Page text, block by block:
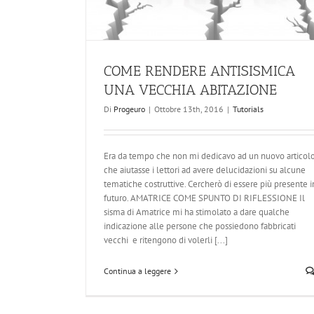
COME RENDERE ANTISISMICA
UNA VECCHIA ABITAZIONE
Di Progeuro | Ottobre 13th, 2016 | Tutorials
Era da tempo che non mi dedicavo ad un nuovo
che aiutasse i lettori ad avere delucidazioni su alcune
tematiche costruttive. Cercherò di essere più presente
futuro. AMATRICE COME SPUNTO DI RIFLESSIONE Il
sisma di Amatrice mi ha stimolato a dare qualche
indicazione alle persone che possiedono fabbricati
vecchi e ritengono di volerli [...]
Continua a leggere